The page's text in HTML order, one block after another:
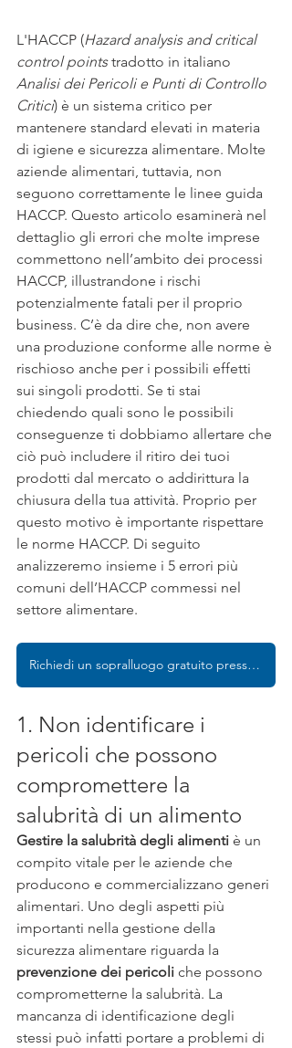
L'HACCP (Hazard analysis and critical
control points tradotto in italiano
Analisi dei Pericoli e Punti di Controllo
Critici) è un sistema critico per
mantenere standard elevati in materia
di igiene e sicurezza alimentare. Molte
aziende alimentari, tuttavia, non
seguono correttamente le linee guida
HACCP. Questo articolo esaminerà nel
dettaglio gli errori che molte imprese
commettono nell’ambito dei processi
HACCP, illustrandone i rischi
potenzialmente fatali per il proprio
business. C’è da dire che, non avere
una produzione conforme alle norme è
rischioso anche per i possibili effetti
sui singoli prodotti. Se ti stai
chiedendo quali sono le possibili
conseguenze ti dobbiamo allertare che
ciò può includere il ritiro dei tuoi
prodotti dal mercato o addirittura la
chiusura della tua attività. Proprio per
questo motivo è importante rispettare
le norme HACCP. Di seguito
analizzeremo insieme i 5 errori più
comuni dell’HACCP commessi nel
settore alimentare.
Richiedi un sopralluogo gratuito presso la tua azienda
1. Non identificare i
pericoli che possono
compromettere la
salubrità di un alimento
Gestire la salubrità degli alimenti è un
compito vitale per le aziende che
producono e commercializzano generi
alimentari. Uno degli aspetti più
importanti nella gestione della
sicurezza alimentare riguarda la
prevenzione dei pericoli che possono
comprometterne la salubrità. La
mancanza di identificazione degli
stessi può infatti portare a problemi di